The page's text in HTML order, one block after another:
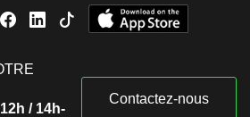
/ 14h-
Contactez-nous